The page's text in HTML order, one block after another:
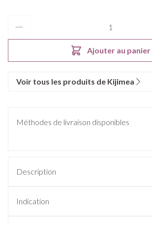
Ajouter au panier
Voir tous les produits de Kijimea
Méthodes de livraison disponibles
Description
Indication